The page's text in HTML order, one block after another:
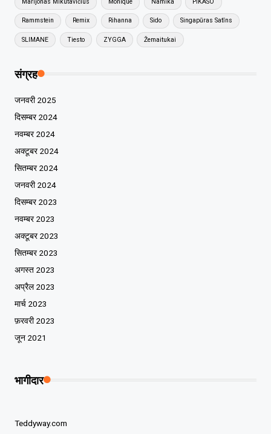
Marijonas Mikutavičius Monique Namika PIKASO
Rammstein Remix Rihanna Sido Singapūras Satīns
SLIMANE Tiesto ZYGGA Žemaitukai
संग्रह
जनवरी 2025
दिसम्बर 2024
नवम्बर 2024
अक्टूबर 2024
सितम्बर 2024
जनवरी 2024
दिसम्बर 2023
नवम्बर 2023
अक्टूबर 2023
सितम्बर 2023
अगस्त 2023
अप्रैल 2023
मार्च 2023
फ़रवरी 2023
जून 2021
भागीदार
Teddyway.com